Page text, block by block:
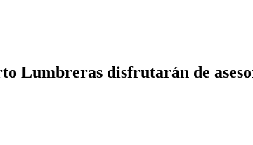
Lumbreras disfrutarán de